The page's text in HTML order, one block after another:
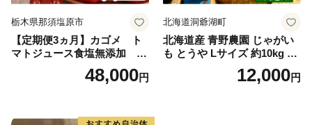
栃木県那須塩原市
【定期便3ヵ月】カゴメ ト
マトジュース食塩無添加 72
0ml PET×15本 1ケース 毎月
届く 3ヵ月 3回コース ns001-
48,000円
北海道洞爺湖町
北海道産 青野農園 じゃがい
も とうや Lサイズ 約10kg 20
26年10月初旬～12月下旬頃お
届け 先行予約 北海道 ジャガ
12,000円